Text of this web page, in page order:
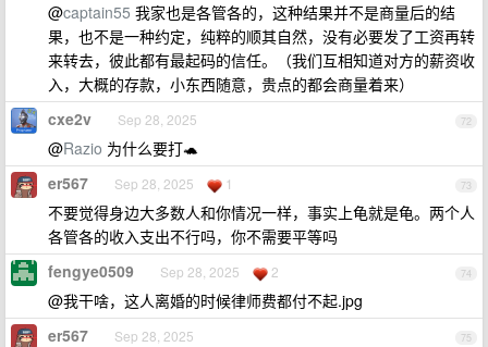
@captain55 我家也是各管各的，这种结果并不是商量后的结
果，也不是一种约定，纯粹的顺其自然，没有必要发了工资再转
来转去，彼此都有最起码的信任。（我们互相知道对方的薪资收
入，大概的存款，小东西随意，贵点的都会商量着来）
72
cxe2v Sep 28, 2025
@Razio 为什么要打🐢
73
er567 Sep 28, 2025 1
不要觉得身边大多数人和你情况一样，事实上龟就是龟。两个人
各管各的收入支出不行吗，你不需要平等吗
74
fengye0509 Sep 28, 2025 2
@我干啥，这人离婚的时候律师费都付不起.jpg
75
er567 Sep 28, 2025